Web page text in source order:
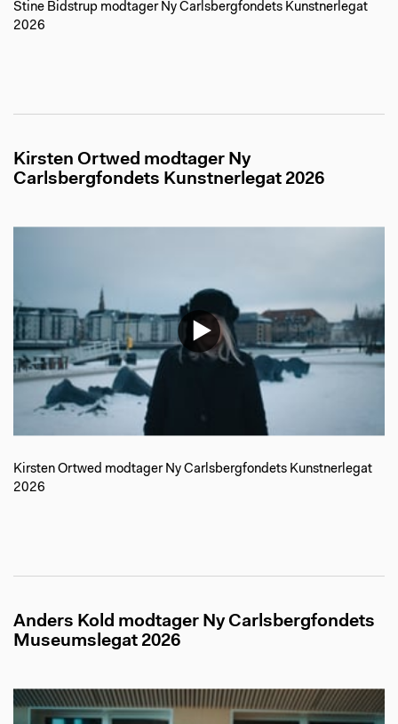
Stine Bidstrup modtager Ny Carlsbergfondets Kunstnerlegat
2026
Kirsten Ortwed modtager Ny
Carlsbergfondets Kunstnerlegat 2026
Kirsten Ortwed modtager Ny Carlsbergfondets Kunstnerlegat
2026
Anders Kold modtager Ny Carlsbergfondets
Museumslegat 2026